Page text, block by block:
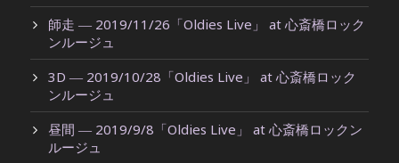
師走 ― 2019/11/26「Oldies Live」 at 心斎橋ロック
ンルージュ
3D ― 2019/10/28「Oldies Live」 at 心斎橋ロック
ンルージュ
昼間 ― 2019/9/8「Oldies Live」 at 心斎橋ロックン
ルージュ